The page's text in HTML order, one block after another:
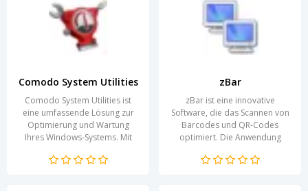
Comodo System Utilities
Comodo System Utilities ist
eine umfassende Lösung zur
Optimierung und Wartung
Ihres Windows-Systems. Mit
hilft die Software dabei,...
zBar
zBar ist eine innovative
Software, die das Scannen von
Barcodes und QR-Codes
optimiert. Die Anwendung
Benutzerfreundlichkeit und...